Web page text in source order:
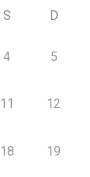
S D
4 5
11 12
18 19